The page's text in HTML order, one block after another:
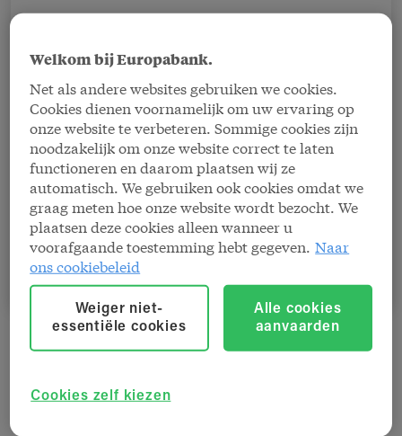
Met meer dan 15 jaar ervaring bij Europabank
Biest als geen ander hoe je klanten en
medewerkers vooruithelpt. Vandaag leidt ze
het kantoor in Wetteren, waar toegankelijkheid
en vindingrijkheid centraal staan in haar
aanpak. In dit korte interview vertelt ze hoe zij
haar rol vormgeeft en wat werken bij
Europabank voor haar zo bijzonder maakt.
Welkom bij Europabank.
Net als andere websites gebruiken we cookies.
Cookies dienen voornamelijk om uw ervaring op
onze website te verbeteren. Sommige cookies zijn
noodzakelijk om onze website correct te laten
functioneren en daarom plaatsen wij ze
automatisch. We gebruiken ook cookies omdat we
graag meten hoe onze website wordt bezocht. We
plaatsen deze cookies alleen wanneer u
voorafgaande toestemming hebt gegeven. Naar
ons cookiebeleid
Cookies zelf kiezen
Weiger niet-
essentiële cookies
Alle cookies
aanvaarden